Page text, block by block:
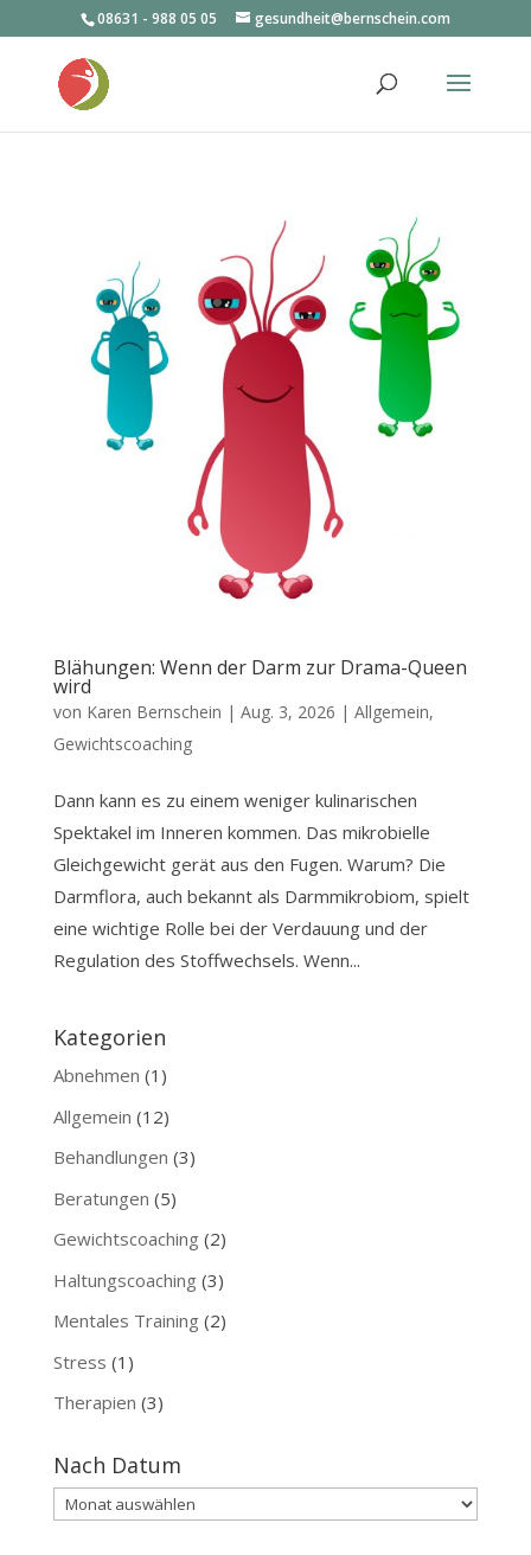
08631 - 988 05 05 gesundheit@bernschein.com
Blähungen: Wenn der Darm zur Drama-Queen
wird
von Karen Bernschein | Aug. 3, 2026 | Allgemein,
Gewichtscoaching
Dann kann es zu einem weniger kulinarischen
Spektakel im Inneren kommen. Das mikrobielle
Gleichgewicht gerät aus den Fugen. Warum? Die
Darmflora, auch bekannt als Darmmikrobiom, spielt
eine wichtige Rolle bei der Verdauung und der
Regulation des Stoffwechsels. Wenn...
Kategorien
Abnehmen (1)
Allgemein (12)
Behandlungen (3)
Beratungen (5)
Gewichtscoaching (2)
Haltungscoaching (3)
Mentales Training (2)
Stress (1)
Therapien (3)
Nach Datum
Nach